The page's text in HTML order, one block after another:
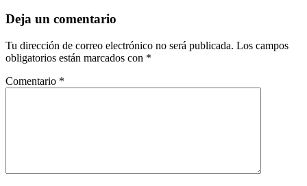
Deja un comentario
Tu dirección de correo electrónico no será publicada. Los campos
obligatorios están marcados con *
Comentario *